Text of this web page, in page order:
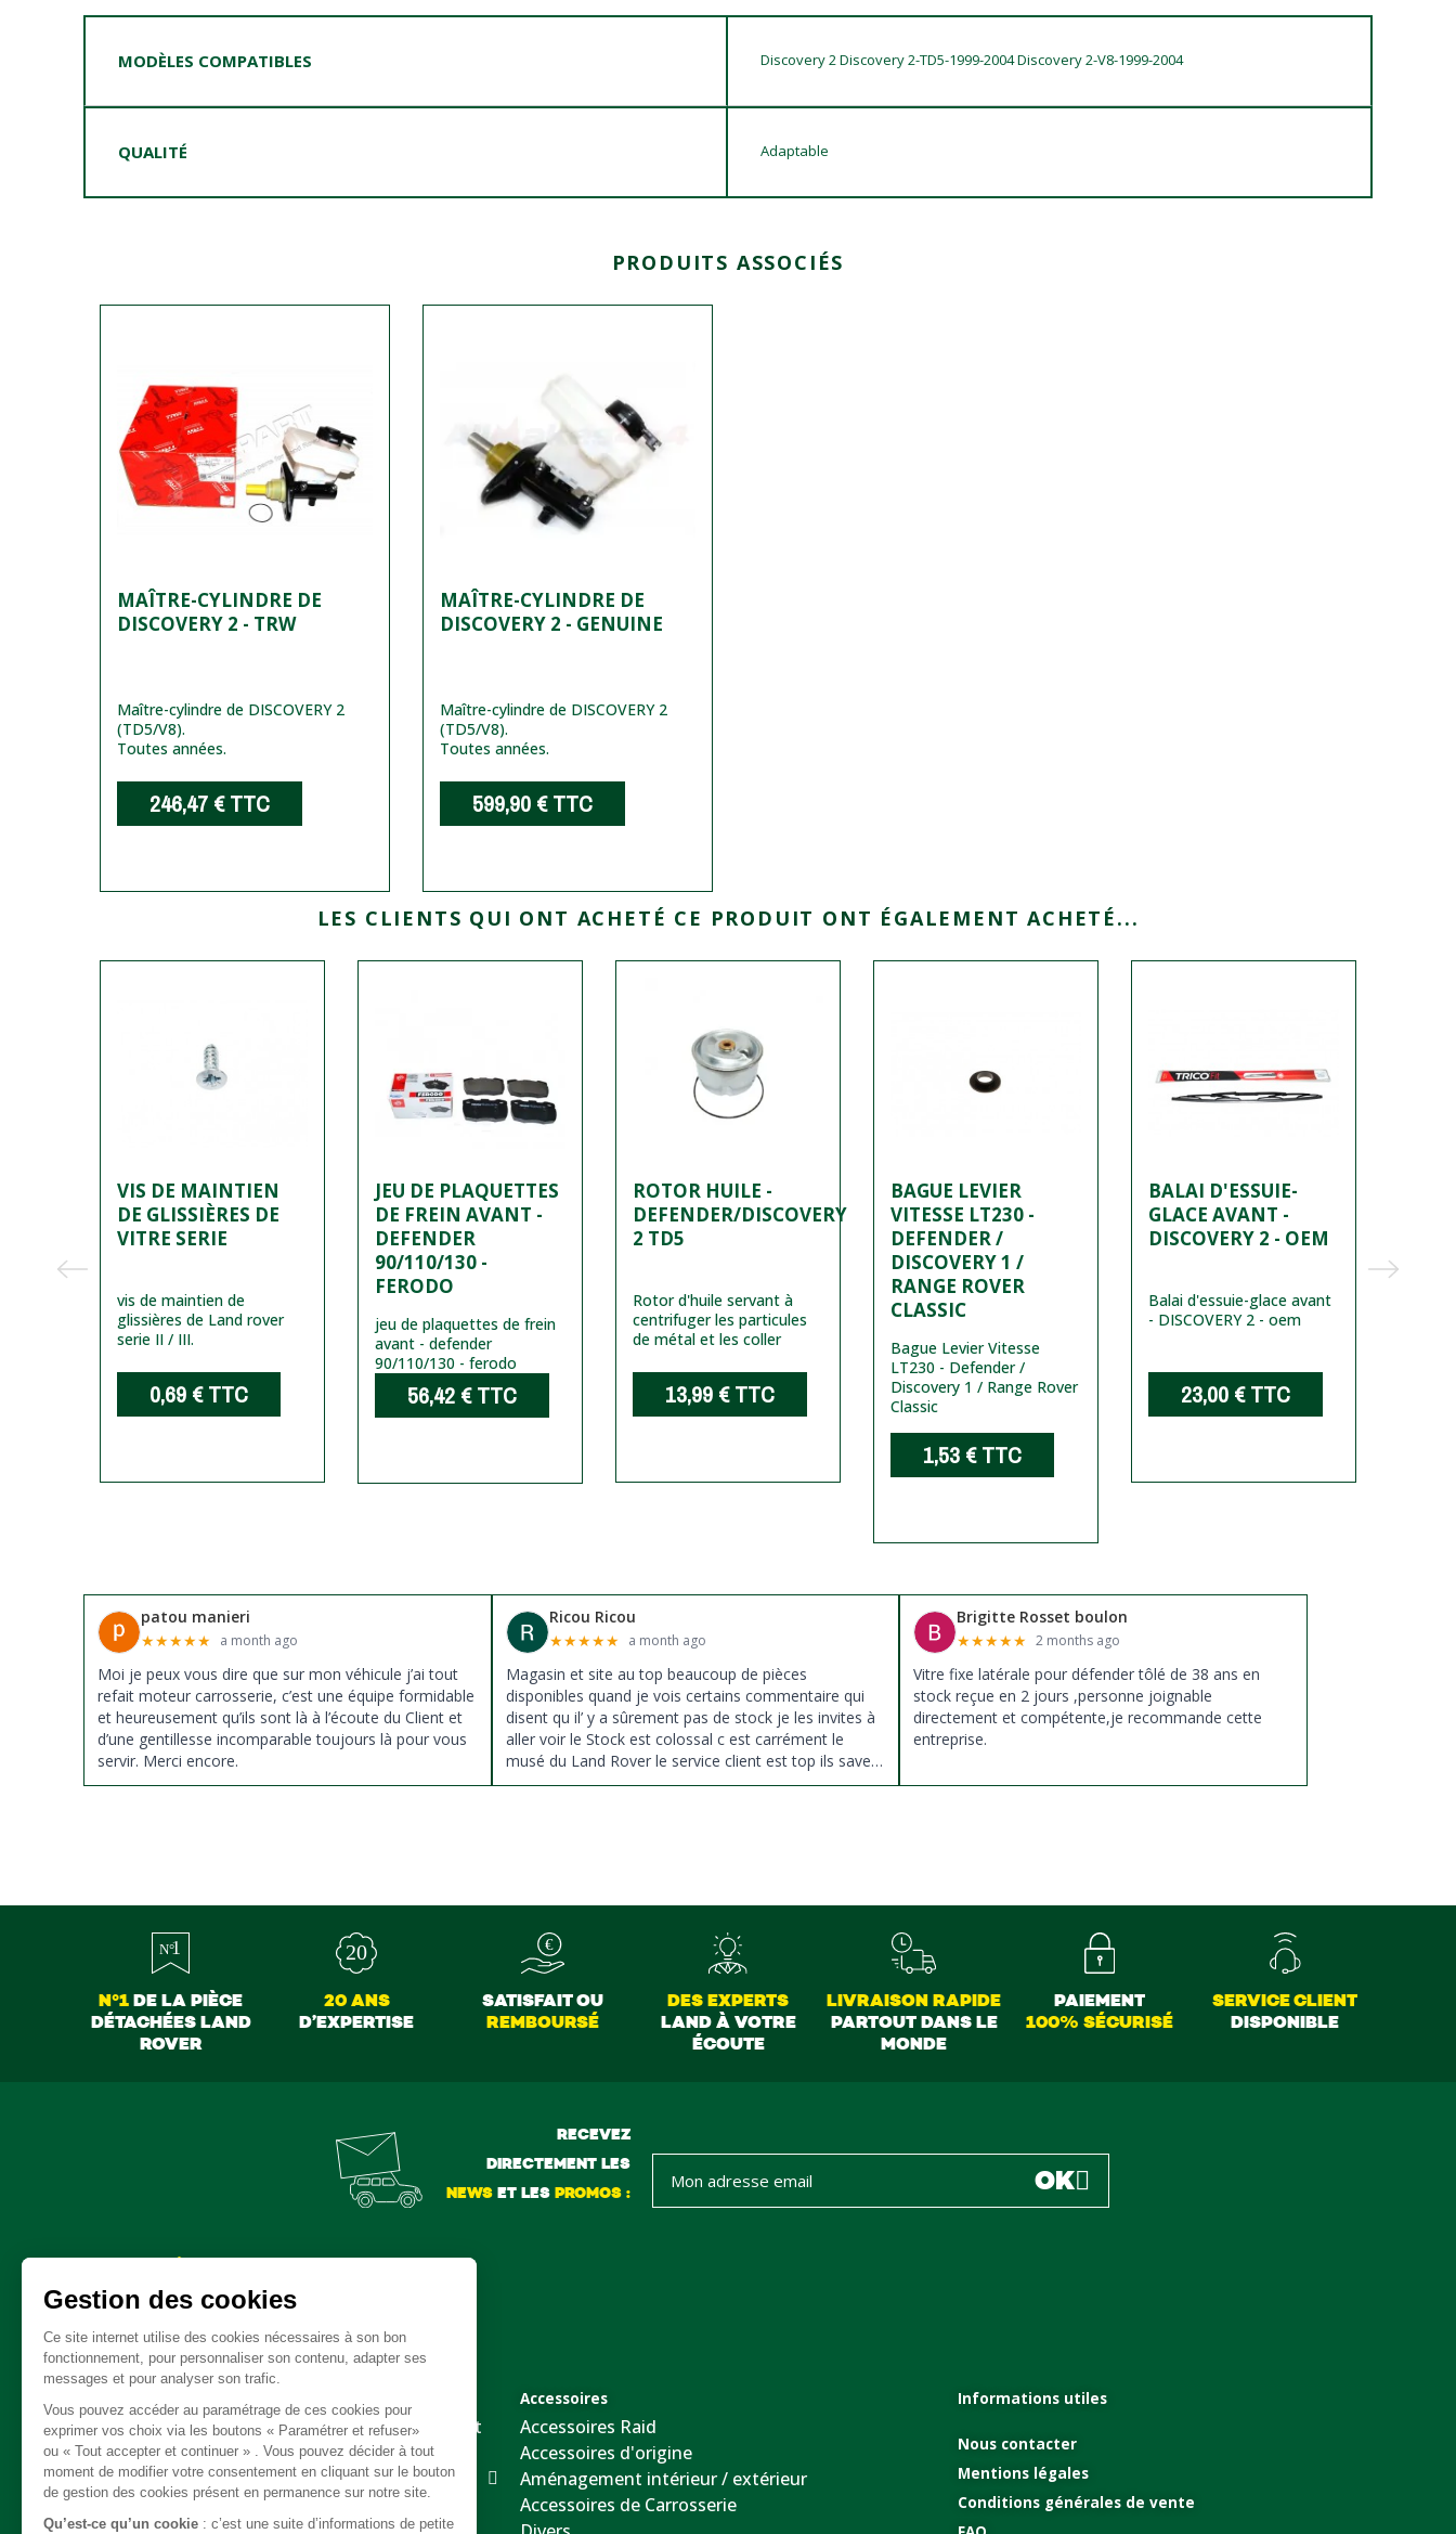
MODÈLES COMPATIBLES Discovery 2 Discovery 2-TD5-1999-2004 Discovery 2-V8-1999-2004
QUALITÉ Adaptable
PRODUITS ASSOCIÉS
MAÎTRE-CYLINDRE DE
DISCOVERY 2 - TRW
Maître-cylindre de DISCOVERY 2
(TD5/V8).
Toutes années.
246,47 €TTC
MAÎTRE-CYLINDRE DE
DISCOVERY 2 - GENUINE
Maître-cylindre de DISCOVERY 2
(TD5/V8).
Toutes années.
599,90 €TTC
LES CLIENTS QUI ONT ACHETÉ CE PRODUIT ONT ÉGALEMENT ACHETÉ...
VIS DE MAINTIEN
DE GLISSIÈRES DE
VITRE SERIE
vis de maintien de
glissières de Land rover
serie II / III.
0,69 €TTC
JEU DE PLAQUETTES
DE FREIN AVANT -
DEFENDER
90/110/130 -
FERODO
jeu de plaquettes de frein
avant - defender
90/110/130 - ferodo
56,42 €TTC
ROTOR HUILE -
DEFENDER/DISCOVERY
2 TD5
Rotor d'huile servant à
centrifuger les particules
de métal et les coller
13,99 €TTC
BAGUE LEVIER
VITESSE LT230 -
DEFENDER /
DISCOVERY 1 /
RANGE ROVER
CLASSIC
Bague Levier Vitesse
LT230 - Defender /
Discovery 1 / Range Rover
Classic
1,53 €TTC
BALAI D'ESSUIE-
GLACE AVANT -
DISCOVERY 2 - OEM
Balai d'essuie-glace avant
- DISCOVERY 2 - oem
23,00 €TTC
patou manieri
★★★★★ a month ago
Moi je peux vous dire que sur mon véhicule j’ai tout
refait moteur carrosserie, c’est une équipe formidable
et heureusement qu’ils sont là à l’écoute du Client et
d’une gentillesse incomparable toujours là pour vous
servir. Merci encore.
Ricou Ricou
★★★★★ a month ago
Magasin et site au top beaucoup de pièces
disponibles quand je vois certains commentaire qui
disent qu il’ y a sûrement pas de stock je les invites à
aller voir le Stock est colossal c est carrément le
musé du Land Rover le service client est top ils savent
donné des conseils et ne pousse pas à la vente ils
Brigitte Rosset boulon
★★★★★ 2 months ago
Vitre fixe latérale pour défender tôlé de 38 ans en
stock reçue en 2 jours ,personne joignable
directement et compétente,je recommande cette
entreprise.
N°1DE LA PIÈCE
DÉTACHÉES LAND
ROVER
20 ANS
D’EXPERTISE
SATISFAIT OU
REMBOURSÉ
DES EXPERTS
LAND À VOTRE
ÉCOUTE
LIVRAISON RAPIDE
PARTOUT DANS LE
MONDE
PAIEMENT
100% SÉCURISÉ
SERVICE CLIENT
DISPONIBLE
RECEVEZ
DIRECTEMENT LES
NEWSET LES PROMOS : OK
Embrayage - Boite de vitesse / boite de transfert
Câble
Carrosserie / Chassis
Direction
Accessoires
Accessoires Raid
Accessoires d'origine
Aménagement intérieur / extérieur
Accessoires de Carrosserie
Informations utiles
Nous contacter
Mentions légales
Conditions générales de vente